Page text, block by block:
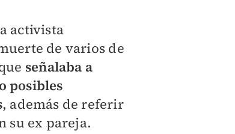
activista
de varios de
señalaba a
posibles
, además de referir
su ex pareja.